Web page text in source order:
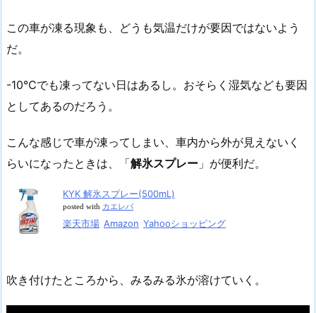
この車が凍る現象も、どうも気温だけが要因ではないよう
だ。
-10℃でも凍ってない日はあるし。おそらく湿気なども要因
としてあるのだろう。
こんな感じで車が凍ってしまい、車内から外が見えないく
らいになったときは、「解氷スプレー 」が便利だ。
KYK 解氷スプレー(500mL)
posted with カエレバ
楽天市場 Amazon Yahooショッピング
吹き付けたところから、みるみる氷が溶けていく。